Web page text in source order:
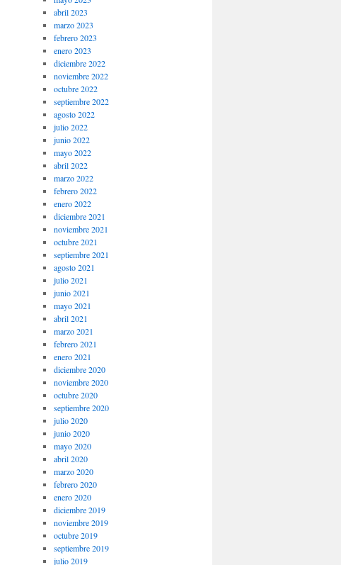
abril 2023
marzo 2023
febrero 2023
enero 2023
diciembre 2022
noviembre 2022
octubre 2022
septiembre 2022
agosto 2022
julio 2022
junio 2022
mayo 2022
abril 2022
marzo 2022
febrero 2022
enero 2022
diciembre 2021
noviembre 2021
octubre 2021
septiembre 2021
agosto 2021
julio 2021
junio 2021
mayo 2021
abril 2021
marzo 2021
febrero 2021
enero 2021
diciembre 2020
noviembre 2020
octubre 2020
septiembre 2020
julio 2020
junio 2020
mayo 2020
abril 2020
marzo 2020
febrero 2020
enero 2020
diciembre 2019
noviembre 2019
octubre 2019
septiembre 2019
julio 2019